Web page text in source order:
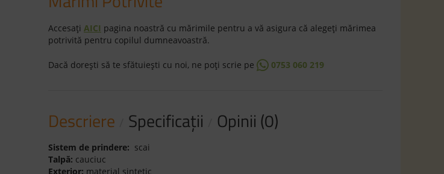
Accesaţi AICI pagina noastră cu mărimile pentru a vă asigura că alegeţi mărimea
potrivită pentru copilul dumneavoastră.
Dacă doreşti să te sfătuieşti cu noi, ne poţi scrie pe 0753 060 219
Descriere Specificaţii Opinii (0)
Sistem de prindere: scai
Talpă: cauciuc
Exterior: material sintetic